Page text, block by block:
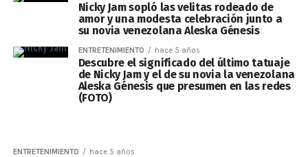
Nicky Jam sopló las velitas rodeado de
amor y una modesta celebración junto a
su novia venezolana Aleska Génesis
ENTRETENIMIENTO hace 5 años
Descubre el significado del último tatuaje
de Nicky Jam y el de su novia la venezolana
Aleska Génesis que presumen en las redes
(FOTO)
ENTRETENIMIENTO hace 5 años